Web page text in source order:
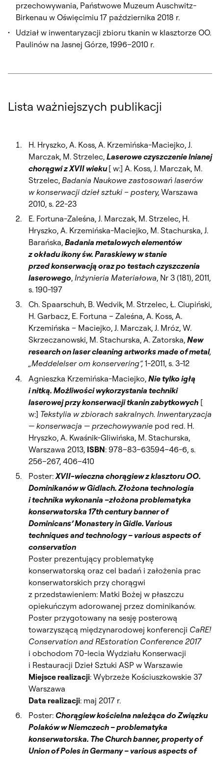
przechowywania, Państwowe Muzeum Auschwitz-
Birkenau w Oświęcimiu 17 października 2018 r.
Udział w inwentaryzacji zbioru tkanin w klasztorze OO.
Paulinów na Jasnej Górze, 1996–2010 r.
Lista ważniejszych publikacji
H. Hryszko, A. Koss, A. Krzemińska-Maciejko, J.
Marczak, M. Strzelec, Laserowe czyszczenie lnianej
chorągwi z XVII wieku[ w:] A. Koss, J. Marczak, M.
Strzelec, Badania Naukowe zastosowań laserów
w konserwacji dzieł sztuki – postery, Warszawa
2010, s. 22-23
E. Fortuna-Zaleśna, J. Marczak, M. Strzelec, H.
Hryszko, A. Krzemińska-Maciejko, M. Stachurska, J.
Barańska, Badania metalowych elementów
z okładu ikony św. Paraskiewy w stanie
przed konserwacją oraz po testach czyszczenia
laserowego, Inżynieria Materiałowa, Nr 3 (181), 2011,
s. 190-197
Ch. Spaarschuh, B. Wedvik, M. Strzelec, Ł. Ciupiński,
H. Garbacz, E. Fortuna – Zaleśna, A. Koss, A.
Krzemińska – Maciejko, J. Marczak, J. Mróz, W.
Skrzeczanowski, M. Stachurska, A. Zatorska, New
research on laser cleaning artworks made of metal,
„Meddelelser om konservering”,1-2011, s. 3-12
Agnieszka Krzemińska-Maciejko, Nie tylko igłą
i nitką. Możliwości wykorzystania techniki
laserowej przy konserwacji tkanin zabytkowych[
w:] Tekstylia w zbiorach sakralnych. Inwentaryzacja
— konserwacja — przechowywanie pod red. H.
Hryszko, A. Kwaśnik-Gliwińska, M. Stachurska,
Warszawa 2013, ISBN: 978–83–63594–46-6, s.
256–267, 406–410
Poster:XVII-wieczna chorągiew z klasztoru OO.
Dominikanów w Gidlach. Złożona technologia
i technika wykonania –złożona problematyka
konserwatorska 17th century banner of
Dominicans’ Monastery in Gidle. Various
techniques and technology – various aspects of
conservation
Poster prezentujący problematykę
konserwatorską oraz cel badań i założenia prac
konserwatorskich przy chorągwi
z przedstawieniem: Matki Bożej w płaszczu
opiekuńczym adorowanej przez dominikanów.
Poster przygotowany na sesję posterową
towarzyszącą międzynarodowej konferencji CaRE!
Conservation and REstoration Conference 2017
i obchodom 70-lecia Wydziału Konserwacji
i Restauracji Dzieł Sztuki ASP w Warszawie
Miejsce realizacji: Wybrzeże Kościuszkowskie 37
Warszawa
Data realizacji: maj 2017 r.
Poster: Chorągiew kościelna należąca do Związku
Polaków w Niemczech – problematyka
konserwatorska. The Church banner, property of
Union of Poles in Germany – various aspects of